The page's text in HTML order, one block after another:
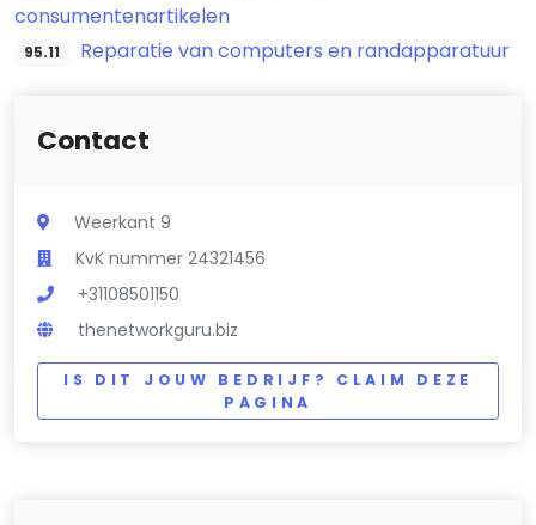
consumentenartikelen
95.11 Reparatie van computers en randapparatuur
Contact
Weerkant 9
KvK nummer 24321456
+31108501150
thenetworkguru.biz
IS DIT JOUW BEDRIJF? CLAIM DEZE
PAGINA